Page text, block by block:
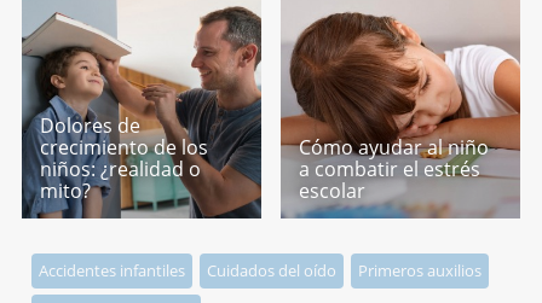
Dolores de
crecimiento de los
niños: ¿realidad o
mito?
Cómo ayudar al niño
a combatir el estrés
escolar
Accidentes infantiles Cuidados del oído
Primeros auxilios